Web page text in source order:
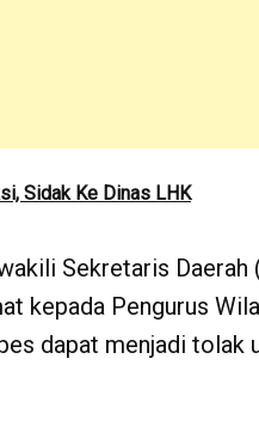
Sidak Ke Dinas LHK
Sekretaris
kepada Pengurus
dapat menjadi tolak